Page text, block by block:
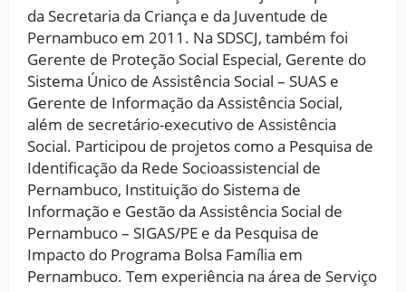
da Secretaria da Criança e da Juventude de
Pernambuco em 2011. Na SDSCJ, também foi
Gerente de Proteção Social Especial, Gerente do
Sistema Único de Assistência Social – SUAS e
Gerente de Informação da Assistência Social,
além de secretário-executivo de Assistência
Social. Participou de projetos como a Pesquisa de
Identificação da Rede Socioassistencial de
Pernambuco, Instituição do Sistema de
Informação e Gestão da Assistência Social de
Pernambuco – SIGAS/PE e da Pesquisa de
Impacto do Programa Bolsa Família em
Pernambuco. Tem experiência na área de Serviço